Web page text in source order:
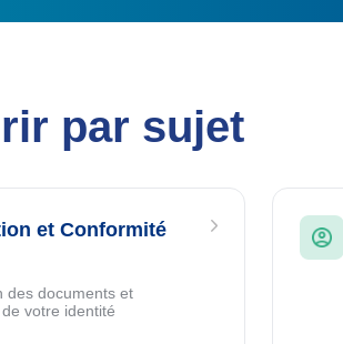
par sujet
et Conformité
des documents et
votre identité